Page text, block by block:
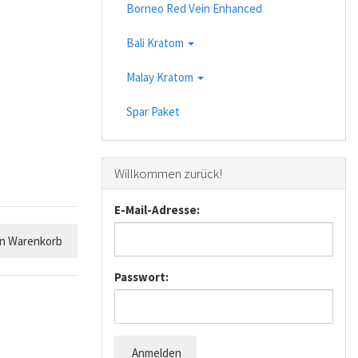
Warenkorb
Borneo Red Vein Enhanced
Bali Kratom
Malay Kratom
Spar Paket
Willkommen zurück!
E-Mail-Adresse:
Passwort:
Anmelden